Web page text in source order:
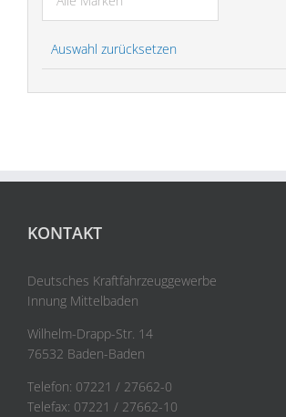
Auswahl zurücksetzen
KONTAKT
Deutsches Kraftfahrzeuggewerbe
Innung Mittelbaden
Wilhelm-Drapp-Str. 14
76532 Baden-Baden
Telefon: 07221 / 27662-0
Telefax: 07221 / 27662-10